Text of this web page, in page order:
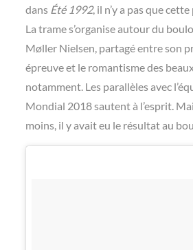
dans Été 1992, il n’y a pas que
La trame s’organise autour du
Møller Nielsen, partagé entre son
épreuve et le romantisme des
notamment. Les parallèles avec
Mondial 2018 sautent à l’esprit.
moins, il y avait eu le résultat au